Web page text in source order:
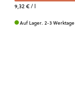
9,32 €/ l
Auf Lager. 2-3 Werktage